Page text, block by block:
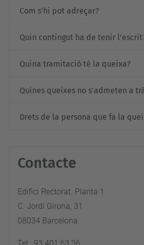
Com s'hi pot adreçar?
Quin contingut ha de tenir
Quina tramitació té la queixa?
Quines queixes no s'admeten a
Drets de la persona que fa la
Contacte
Edifici Rectorat. Planta 1
C. Jordi Girona, 31
08034 Barcelona